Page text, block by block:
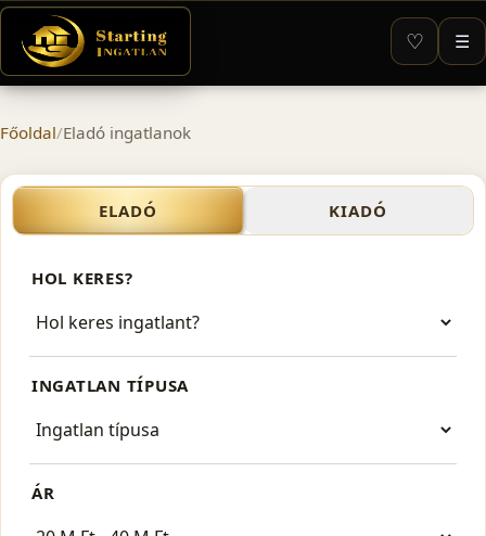
♡ ☰
Főoldal/Eladó ingatlanok
Eladó ingatlan 20-40
ELADÓ KIADÓ
HOL KERES?
INGATLAN TÍPUSA
ÁR